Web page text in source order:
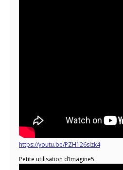
https://youtu.be/PZH126sIzk4
Petite utilisation d’Imagine5.